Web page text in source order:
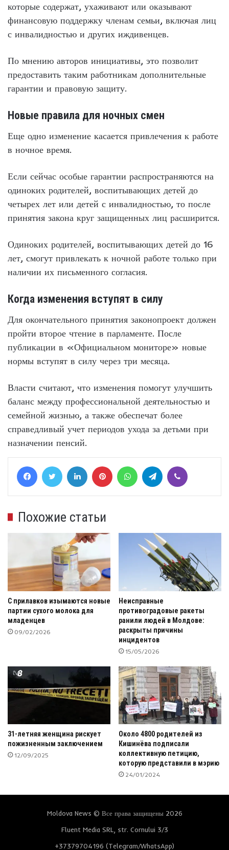
которые содержат, ухаживают или оказывают
финансовую поддержку членам семьи, включая лиц
с инвалидностью и других иждивенцев.
По мнению авторов инициативы, это позволит
предоставить таким работникам дополнительные
гарантии и правовую защиту.
Новые правила для ночных смен
Еще одно изменение касается привлечения к работе
в ночное время.
Если сейчас особые гарантии распространяются на
одиноких родителей, воспитывающих детей до
четырех лет или детей с инвалидностью, то после
принятия закона круг защищенных лиц расширится.
Одиноких родителей, воспитывающих детей до 16
лет, смогут привлекать к ночной работе только при
наличии их письменного согласия.
Когда изменения вступят в силу
Для окончательного принятия законопроект должен
пройти второе чтение в парламенте. После
публикации в «Официальном мониторе» новые
нормы вступят в силу через три месяца.
Власти считают, что изменения помогут улучшить
баланс между профессиональной деятельностью и
семейной жизнью, а также обеспечат более
справедливый учет периодов ухода за детьми при
назначении пенсий.
FacebookTwitter LinkedIn Pinterest WhatsAppTelegram
Похожие статьи
С прилавков изымаются новые
партии сухого молока для
младенцев
09/02/2026
Неисправные
противоградовые ракеты
ранили людей в Молдове:
раскрыты причины
инцидентов
15/05/2026
31-летняя женщина рискует
пожизненным заключением
12/09/2025
Около 4800 родителей из
Кишинёва подписали
коллективную петицию,
которую представили в мэрию
24/01/2024
Moldova News © Все права защищены 2026
Fluent Media SRL, str. Cornului 3/3
+37379704196 (Telegram/WhatsApp)